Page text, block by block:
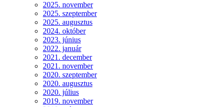
2025. november
2025. szeptember
2025. augusztus
2024. október
2023. június
2022. január
2021. december
2021. november
2020. szeptember
2020. augusztus
2020. július
2019. november